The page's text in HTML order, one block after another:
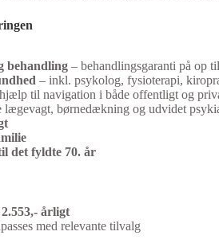
behandling – behandlingsgaranti på op
– inkl. psykolog, fysioterapi,
til navigation i både offentligt og
lægevagt, børnedækning og udvidet
det fyldte 70. år
årligt
med relevante tilvalg